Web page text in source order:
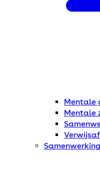
Mentale
Mentale